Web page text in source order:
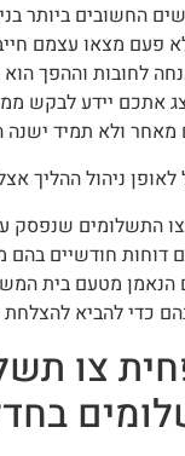
החשובים ביותר
פעם מצאו עצמם
לחובות וההפך הוא
אתכם יידע לבקש
ולא תמיד ישנה
ההליך אצל החייב, כך
התשלומים שנפסק
דוחות חודשיים
הנאמן מטעם בית
כדי להביא להצלחת
צו